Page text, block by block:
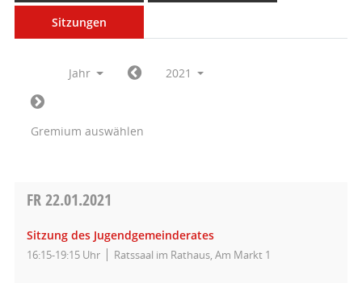
Sitzungen
Jahr 2021
Gremium auswählen
FR22.01.2021
Sitzung des Jugendgemeinderates
16:15-19:15 Uhr Ratssaal im Rathaus, Am Markt 1